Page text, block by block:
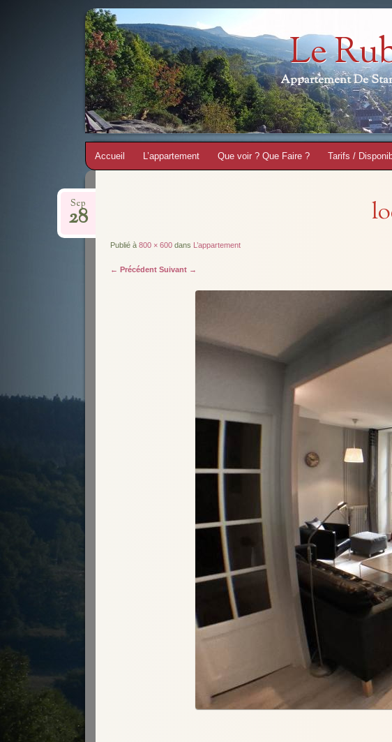
Le
Appartement De
Aller
au
contenu
Accueil L’appartement Que voir ? Que Faire ? Tarifs /
Sep
28
Publié à 800 × 600dans L’appartement
← Précédent Suivant →